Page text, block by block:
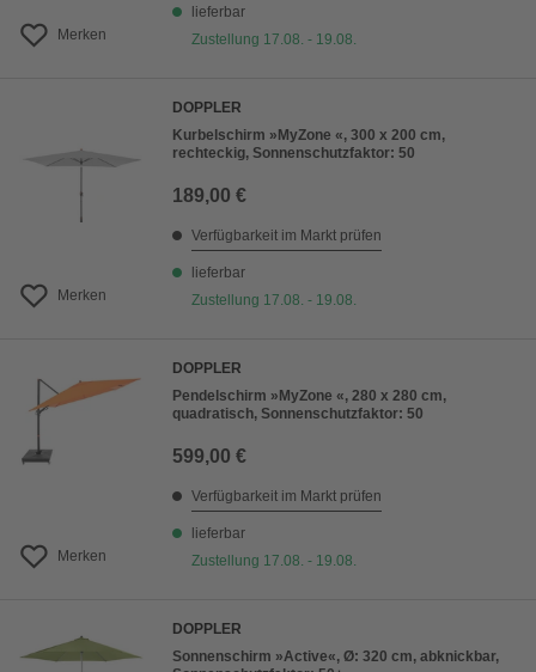
Merken
lieferbar
Zustellung 17.08. - 19.08.
Merken
DOPPLER
Kurbelschirm »MyZone «, 300 x 200 cm,
rechteckig, Sonnenschutzfaktor: 50
189,00 €
Verfügbarkeit im Markt prüfen
lieferbar
Zustellung 17.08. - 19.08.
Merken
DOPPLER
Pendelschirm »MyZone «, 280 x 280 cm,
quadratisch, Sonnenschutzfaktor: 50
599,00 €
Verfügbarkeit im Markt prüfen
lieferbar
Zustellung 17.08. - 19.08.
DOPPLER
Sonnenschirm »Active«, Ø: 320 cm, abknickbar,